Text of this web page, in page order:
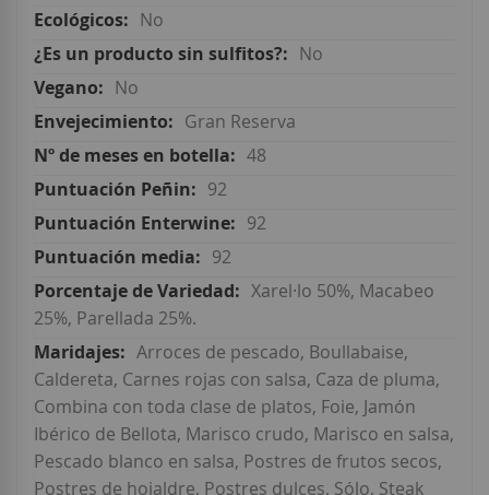
No
No
No
Gran Reserva
48
92
92
92
Xarel·lo 50%, Macabeo
25%, Parellada 25%.
Arroces de pescado, Boullabaise,
Caldereta, Carnes rojas con salsa, Caza de pluma,
Combina con toda clase de platos, Foie, Jamón
Ibérico de Bellota, Marisco crudo, Marisco en salsa,
Pescado blanco en salsa, Postres de frutos secos,
Postres de hojaldre, Postres dulces, Sólo, Steak